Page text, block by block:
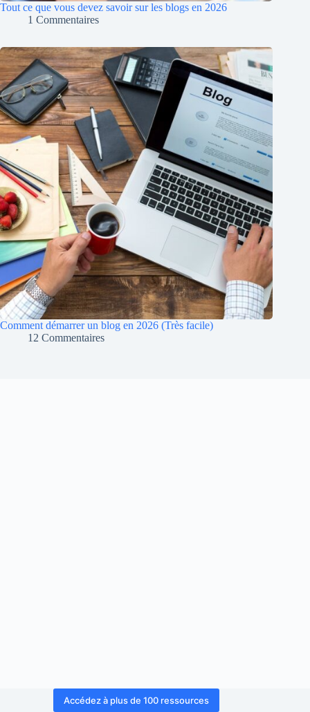
Tout ce que vous devez savoir sur les blogs en 2026
1 Commentaires
Comment démarrer un blog en 2026 (Très facile)
12 Commentaires
Accédez à plus de 100 ressources